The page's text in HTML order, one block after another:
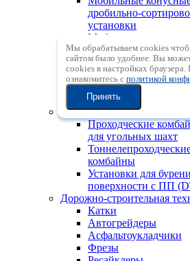
дробильно-
установки
Мобильные
центробежные
дробильные
вертикальным валом
Мобильные
сортировочные
Горно-шахтная техника
Проходческие
для угольных шахт
комбайны
Установки для
поверхности с ПП
Дорожно-строительная
Катки
Автогрейдеры
Асфальтоукладчики
Фрезы
Мы обрабатываем cookies
сайтом было удобнее. Вы
сookies в настройках браузера.
ознакомитесь с политикой
Принять